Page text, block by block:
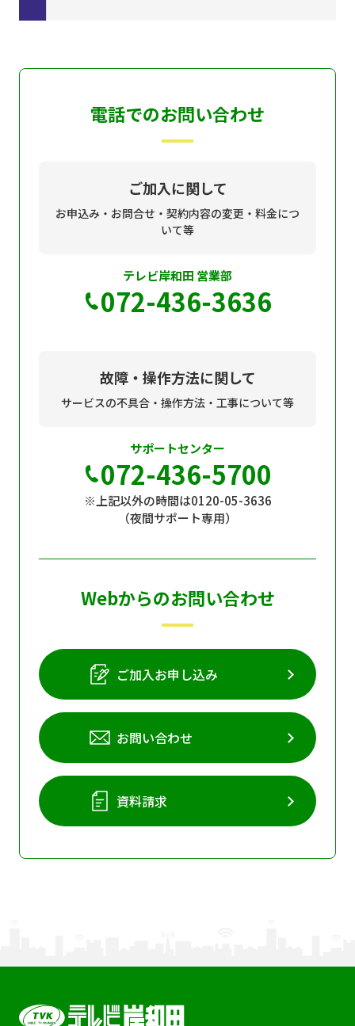
電話でのお問い合わせ
ご加入に関して
お申込み・お問合せ・契約内容の変更・料金につ
いて等
テレビ岸和田 営業部
072-436-3636
故障・操作方法に関して
サービスの不具合・操作方法・工事について等
サポートセンター
072-436-5700
※上記以外の時間は0120-05-3636
（夜間サポート専用）
Webからのお問い合わせ
ご加入お申し込み
お問い合わせ
資料請求